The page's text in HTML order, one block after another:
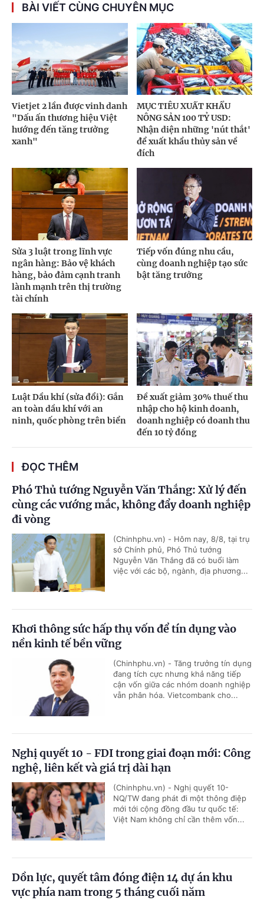
BÀI VIẾT CÙNG CHUYÊN MỤC
Vietjet 2 lần được vinh danh
"Dấu ấn thương hiệu Việt
hướng đến tăng trưởng
xanh"
MỤC TIÊU XUẤT KHẨU
NÔNG SẢN 100 TỶ USD:
Nhận diện những 'nút thắt'
để xuất khẩu thủy sản về
đích
Sửa 3 luật trong lĩnh vực
ngân hàng: Bảo vệ khách
hàng, bảo đảm cạnh tranh
lành mạnh trên thị trường
tài chính
Tiếp vốn đúng nhu cầu,
cùng doanh nghiệp tạo sức
bật tăng trưởng
Luật Dầu khí (sửa đổi): Gắn
an toàn dầu khí với an
ninh, quốc phòng trên biển
Đề xuất giảm 30% thuế thu
nhập cho hộ kinh doanh,
doanh nghiệp có doanh thu
đến 10 tỷ đồng
ĐỌC THÊM
Phó Thủ tướng Nguyễn Văn Thắng: Xử lý đến
cùng các vướng mắc, không đẩy doanh nghiệp
đi vòng
(Chinhphu.vn) - Hôm nay, 8/8, tại trụ
sở Chính phủ, Phó Thủ tướng
Nguyễn Văn Thắng đã có buổi làm
việc với các bộ, ngành, địa phương...
Khơi thông sức hấp thụ vốn để tín dụng vào
nền kinh tế bền vững
(Chinhphu.vn) - Tăng trưởng tín dụng
đang tích cực nhưng khả năng tiếp
cận vốn giữa các nhóm doanh nghiệp
vẫn phân hóa. Vietcombank cho...
Nghị quyết 10 - FDI trong giai đoạn mới: Công
nghệ, liên kết và giá trị dài hạn
(Chinhphu.vn) - Nghị quyết 10-
NQ/TW đang phát đi một thông điệp
mới tới cộng đồng đầu tư quốc tế:
Việt Nam không chỉ cần thêm vốn...
Dồn lực, quyết tâm đóng điện 14 dự án khu
vực phía nam trong 5 tháng cuối năm